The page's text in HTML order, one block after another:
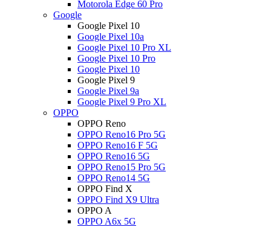
Motorola Edge 60 Pro
Google
Google Pixel 10
Google Pixel 10a
Google Pixel 10 Pro XL
Google Pixel 10 Pro
Google Pixel 10
Google Pixel 9
Google Pixel 9a
Google Pixel 9 Pro XL
OPPO
OPPO Reno
OPPO Reno16 Pro 5G
OPPO Reno16 F 5G
OPPO Reno16 5G
OPPO Reno15 Pro 5G
OPPO Reno14 5G
OPPO Find X
OPPO Find X9 Ultra
OPPO A
OPPO A6x 5G